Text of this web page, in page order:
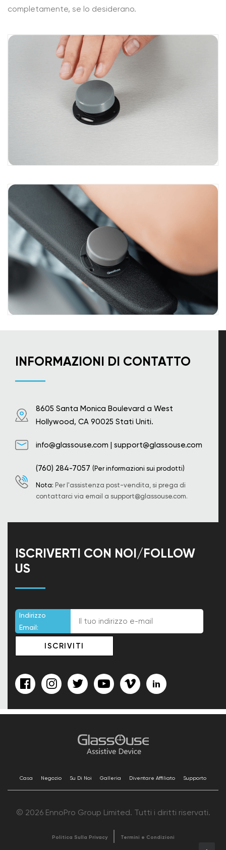
completamente, se lo desiderano.
INFORMAZIONI DI CONTATTO
8605 Santa Monica Boulevard a West
Hollywood, CA 90025 Stati Uniti.
info@glassouse.com | support@glassouse.com
(760) 284-7057 (Per informazioni sui prodotti)
Nota: Per l'assistenza post-vendita, si prega di
contattarci via email a support@glassouse.com.
ISCRIVERTI CON NOI/FOLLOW
US
Indirizzo
Email:
Casa Negozio Su Di Noi Galleria Diventare Affiliato Supporto
© 2026 EnnoPro Group Limited. Tutti i diritti riservati.
Politica Sulla Privacy Termini e Condizioni